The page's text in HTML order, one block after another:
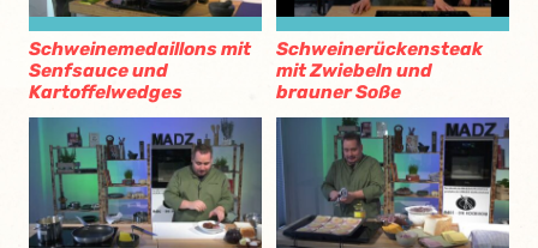
Schweinemedaillons mit
Senfsauce und
Kartoffelwedges
Schweinerückensteak
mit Zwiebeln und
brauner Soße